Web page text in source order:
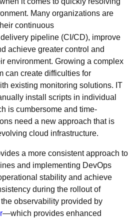
Many organizations are
continuous
pipeline (CI/CD), improve
achieve greater control and
environment. Growing a complex
can create difficulties for
existing monitoring solutions. IT
install scripts in individual
is cumbersome and time-
need a new approach that is
cloud infrastructure.
a more consistent approach to
and implementing DevOps
stability and achieve
during the rollout of
observability provided by
—which provides enhanced